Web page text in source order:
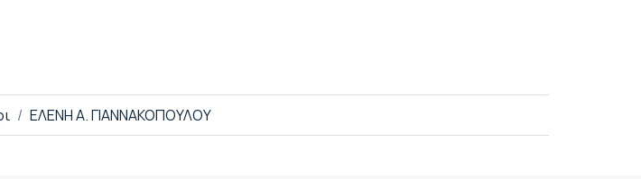
ΕΛΕΝΗ Α. ΓΙΑΝΝΑΚΟΠΟΥΛΟΥ